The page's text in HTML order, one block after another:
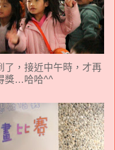
了，接近中午時，才再
獎…哈哈^^